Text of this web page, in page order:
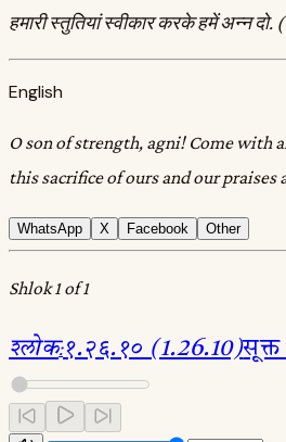
हमारी स्तुतियां स्वीकार करके हमें अन्न दो.
English
O son of strength, agni! Come with
this sacrifice of ours and our praises
WhatsApp X Facebook Other
Shlok 1 of 1
श्लोक:१.२६.१० (1.26.10)